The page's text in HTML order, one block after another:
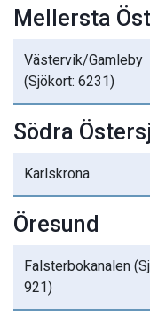
Mellersta
Västervik/Gamleby
(Sjökort: 6231)
Södra
Karlskrona
Öresund
Falsterbokanalen
921)